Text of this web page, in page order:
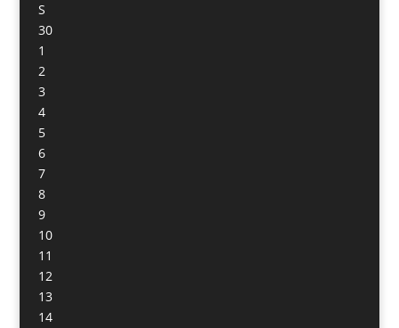
S
30
1
2
3
4
5
6
7
8
9
10
11
12
13
14